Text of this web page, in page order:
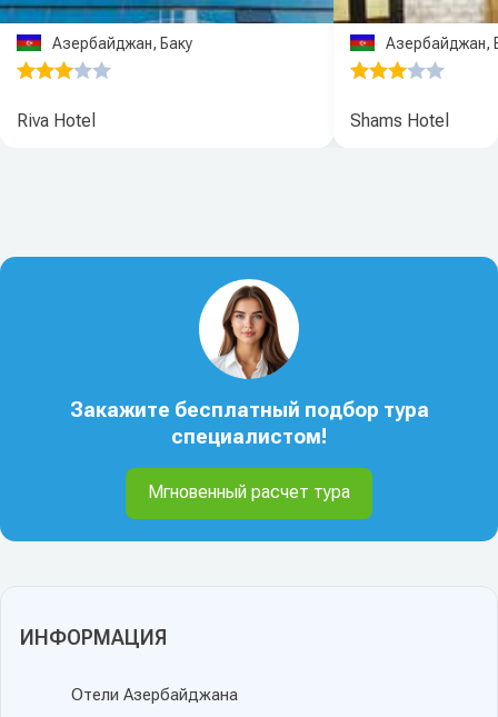
ИНФОРМАЦИЯ
Отели Азербайджана
Азербайджан, Баку
Riva Hotel
Азербайджан,
Shams Hotel
Закажите бесплатный подбор тура
специалистом!
Мгновенный расчет тура